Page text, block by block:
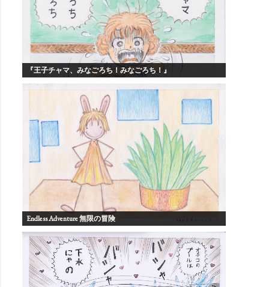
『王子チャマ、みなごろち！みなごろち！』
Endless Adventure 無限の冒険